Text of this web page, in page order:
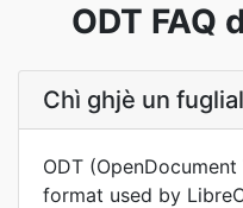
ODT FAQ
Chì ghjè un
ODT
format used by